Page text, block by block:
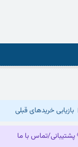
بازیابی خریدهای قبلی
پشتیبانی/تماس با ما